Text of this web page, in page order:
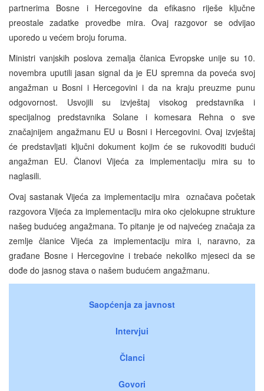
partnerima Bosne i Hercegovine da efikasno riješe ključne
preostale zadatke provedbe mira. Ovaj razgovor se odvijao
uporedo u većem broju foruma.
Ministri vanjskih poslova zemalja članica Evropske unije su 10.
novembra uputili jasan signal da je EU spremna da poveća svoj
angažman u Bosni i Hercegovini i da na kraju preuzme punu
odgovornost. Usvojili su izvještaj visokog predstavnika i
specijalnog predstavnika Solane i komesara Rehna o sve
značajnijem angažmanu EU u Bosni i Hercegovini. Ovaj izvještaj
će predstavljati ključni dokument kojim će se rukovoditi budući
angažman EU. Članovi Vijeća za implementaciju mira su to
naglasili.
Ovaj sastanak Vijeća za implementaciju mira označava početak
razgovora Vijeća za implementaciju mira oko cjelokupne strukture
našeg budućeg angažmana. To pitanje je od najvećeg značaja za
zemlje članice Vijeća za implementaciju mira i, naravno, za
građane Bosne i Hercegovine i trebaće nekoliko mjeseci da se
dođe do jasnog stava o našem budućem angažmanu.
Saopćenja za javnost
Intervjui
Članci
Govori